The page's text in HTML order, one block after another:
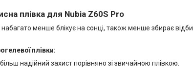
плівка для Nubia Z60S Pro
менше блікує на сонці, також менше збирає
плівки:
надійний захист порівняно зі звичайною плівкою.